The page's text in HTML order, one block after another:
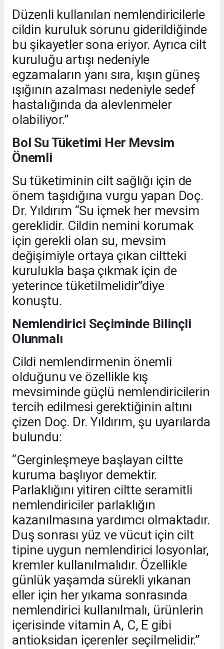
Düzenli kullanılan nemlendiricilerle
cildin kuruluk sorunu giderildiğinde
bu şikayetler sona eriyor. Ayrıca cilt
kuruluğu artışı nedeniyle
egzamaların yanı sıra, kışın güneş
ışığının azalması nedeniyle sedef
hastalığında da alevlenmeler
olabiliyor.”
Bol Su Tüketimi Her Mevsim
Önemli
Su tüketiminin cilt sağlığı için de
önem taşıdığına vurgu yapan Doç.
Dr. Yıldırım “Su içmek her mevsim
gereklidir. Cildin nemini korumak
için gerekli olan su, mevsim
değişimiyle ortaya çıkan ciltteki
kurulukla başa çıkmak için de
yeterince tüketilmelidir”diye
konuştu.
Nemlendirici Seçiminde Bilinçli
Olunmalı
Cildi nemlendirmenin önemli
olduğunu ve özellikle kış
mevsiminde güçlü nemlendiricilerin
tercih edilmesi gerektiğinin altını
çizen Doç. Dr. Yıldırım, şu uyarılarda
bulundu:
“Gerginleşmeye başlayan ciltte
kuruma başlıyor demektir.
Parlaklığını yitiren ciltte seramitli
nemlendiriciler parlaklığın
kazanılmasına yardımcı olmaktadır.
Duş sonrası yüz ve vücut için cilt
tipine uygun nemlendirici losyonlar,
kremler kullanılmalıdır. Özellikle
günlük yaşamda sürekli yıkanan
eller için her yıkama sonrasında
nemlendirici kullanılmalı, ürünlerin
içerisinde vitamin A, C, E gibi
antioksidan içerenler seçilmelidir.”